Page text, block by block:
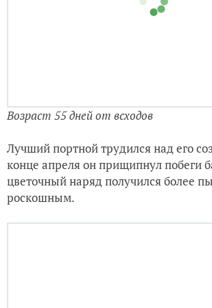
Возраст 55 дней от всходов
Лучший портной трудился над его
конце апреля он прищипнул побеги
цветочный наряд получился более
роскошным.